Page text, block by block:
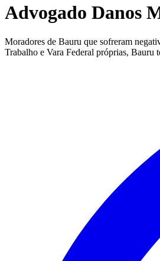
Advogado Danos
Moradores de Bauru que sofreram
Trabalho e Vara Federal próprias, Bauru